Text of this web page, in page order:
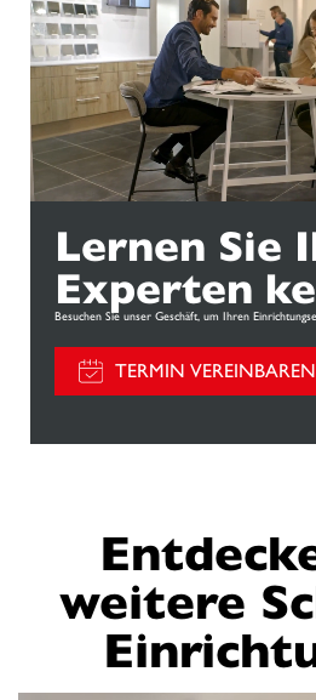
Lernen Sie
Experten
Besuchen Sie unser Geschäft, um Ihren
TERMIN VEREINBAREN
weitere